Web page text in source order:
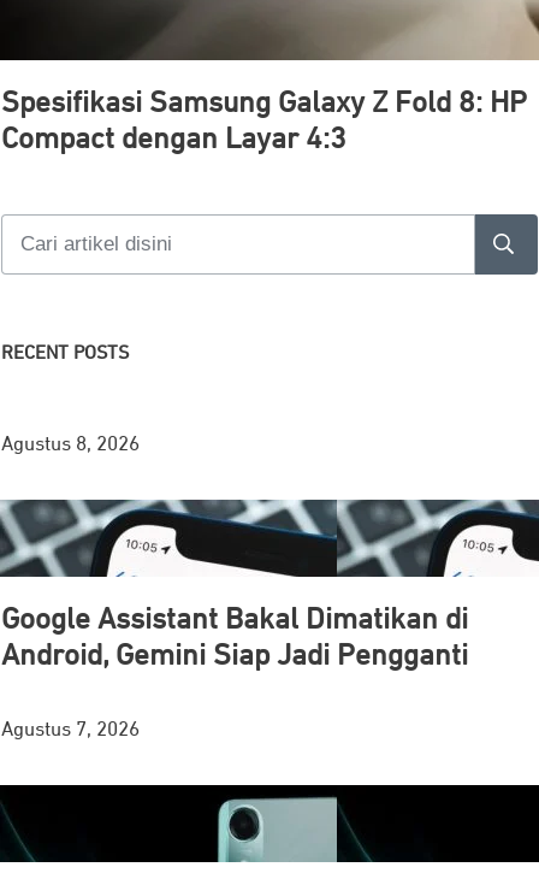
Spesifikasi Samsung Galaxy Z Fold 8: HP
Compact dengan Layar 4:3
RECENT POSTS
Agustus 8, 2026
Google Assistant Bakal Dimatikan di
Android, Gemini Siap Jadi Pengganti
Agustus 7, 2026